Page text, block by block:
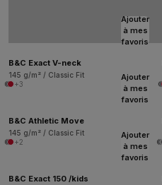
Ajouter
à mes
favoris
B&C Exact V-neck
145 g/m² / Classic Fit
+3
Ajouter
à mes
favoris
B&C Athletic Move
145 g/m² / Classic Fit
+2
Ajouter
à mes
favoris
B&C Exact 150 /kids